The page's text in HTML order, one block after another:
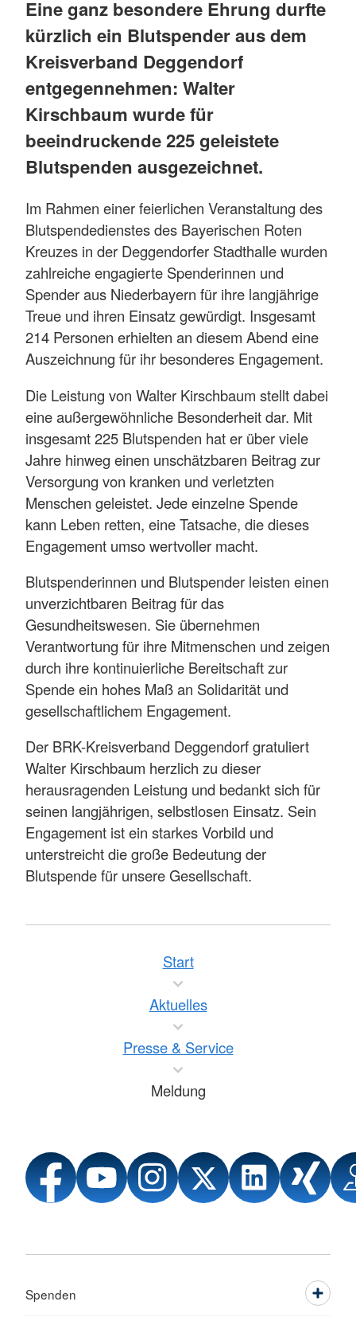
Eine ganz besondere Ehrung durfte
kürzlich ein Blutspender aus dem
Kreisverband Deggendorf
entgegennehmen: Walter
Kirschbaum wurde für
beeindruckende 225 geleistete
Blutspenden ausgezeichnet.
Im Rahmen einer feierlichen Veranstaltung des
Blutspendedienstes des Bayerischen Roten
Kreuzes in der Deggendorfer Stadthalle wurden
zahlreiche engagierte Spenderinnen und
Spender aus Niederbayern für ihre langjährige
Treue und ihren Einsatz gewürdigt. Insgesamt
214 Personen erhielten an diesem Abend eine
Auszeichnung für ihr besonderes Engagement.
Die Leistung von Walter Kirschbaum stellt dabei
eine außergewöhnliche Besonderheit dar. Mit
insgesamt 225 Blutspenden hat er über viele
Jahre hinweg einen unschätzbaren Beitrag zur
Versorgung von kranken und verletzten
Menschen geleistet. Jede einzelne Spende
kann Leben retten, eine Tatsache, die dieses
Engagement umso wertvoller macht.
Blutspenderinnen und Blutspender leisten einen
unverzichtbaren Beitrag für das
Gesundheitswesen. Sie übernehmen
Verantwortung für ihre Mitmenschen und zeigen
durch ihre kontinuierliche Bereitschaft zur
Spende ein hohes Maß an Solidarität und
gesellschaftlichem Engagement.
Der BRK-Kreisverband Deggendorf gratuliert
Walter Kirschbaum herzlich zu dieser
herausragenden Leistung und bedankt sich für
seinen langjährigen, selbstlosen Einsatz. Sein
Engagement ist ein starkes Vorbild und
unterstreicht die große Bedeutung der
Blutspende für unsere Gesellschaft.
Start
Aktuelles
Presse & Service
Meldung
Spenden